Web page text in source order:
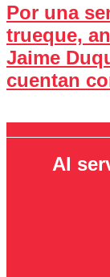
Por una
trueque,
Jaime
cuentan
Al